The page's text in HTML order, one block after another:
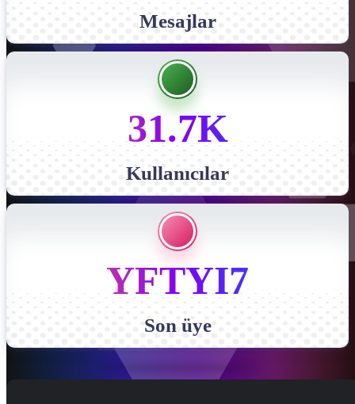
Mesajlar
31.7K
Kullanıcılar
YFTYI7
Son üye